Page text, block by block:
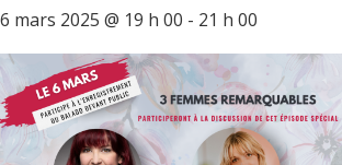
6 mars 2025 @ 19 h 00 - 21 h 00